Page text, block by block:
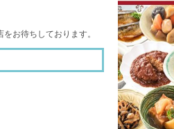
お待ちしております。